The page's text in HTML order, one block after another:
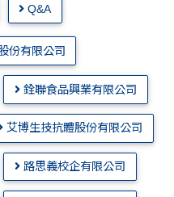
Q&A
份有限公司
銓聯食品興業有限公司
艾博生技抗體股份有限公司
路思義校企有限公司